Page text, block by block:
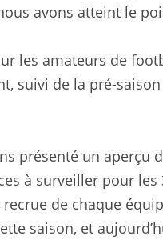
avons atteint le
les amateurs de
suivi de la pré-
présenté un aperçu
à surveiller pour
de chaque
saison, et